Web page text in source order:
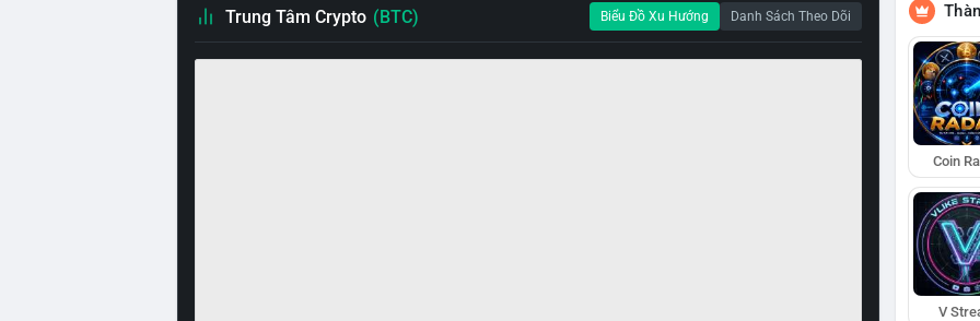
Trung Tâm Crypto (BTC) Biểu Đồ Xu Hướng Danh Sách Theo Dõi
Coin
V